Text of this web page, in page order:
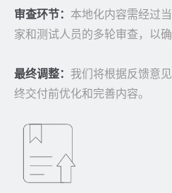
审查环节： 本地化内容需经过
家和测试人员的多轮审查，以
最终调整： 我们将根据反馈意
终交付前优化和完善内容。